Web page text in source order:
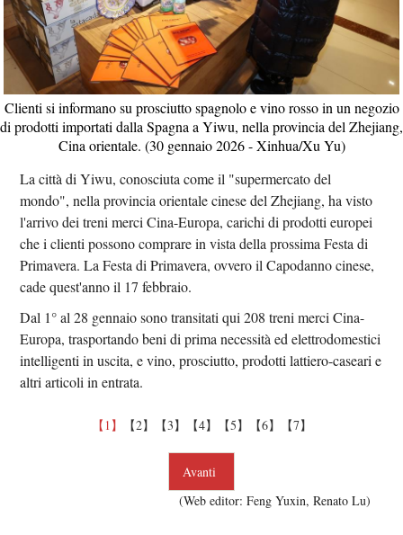
Clienti si informano su prosciutto spagnolo e vino rosso in un negozio
di prodotti importati dalla Spagna a Yiwu, nella provincia del Zhejiang,
Cina orientale. (30 gennaio 2026 - Xinhua/Xu Yu)
La città di Yiwu, conosciuta come il "supermercato del
mondo", nella provincia orientale cinese del Zhejiang, ha visto
l'arrivo dei treni merci Cina-Europa, carichi di prodotti europei
che i clienti possono comprare in vista della prossima Festa di
Primavera. La Festa di Primavera, ovvero il Capodanno cinese,
cade quest'anno il 17 febbraio.
Dal 1° al 28 gennaio sono transitati qui 208 treni merci Cina-
Europa, trasportando beni di prima necessità ed elettrodomestici
intelligenti in uscita, e vino, prosciutto, prodotti lattiero-caseari e
altri articoli in entrata.
【1】 【2】 【3】 【4】 【5】 【6】 【7】
Avanti
(Web editor: Feng Yuxin, Renato Lu)